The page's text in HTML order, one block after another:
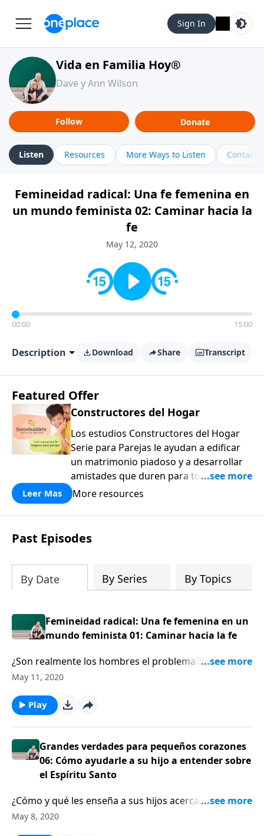
Sign In
Vida en Familia Hoy®
Dave y Ann Wilson
Follow Donate
Listen Resources More Ways to Listen Contact
Femineidad radical: Una fe femenina en
un mundo feminista 02: Caminar hacia la
fe
May 12, 2020
00:00 15:00
Description Download Share Transcript
Featured Offer
Constructores del Hogar
Los estudios Constructores del Hogar
Serie para Parejas le ayudan a edificar
un matrimonio piadoso y a desarrollar
amistades que duren para toda la vida.
¡Únase a uno de los estudios de grupos
a casa los principios de la Palabra de
Dios para compartirlos con su familia,
su iglesia y su comunidad!
Leer Mas More resources
Past Episodes
By Date By Series By Topics
Femineidad radical: Una fe femenina en un
mundo feminista 01: Caminar hacia la fe
¿Son realmente los hombres el problema? Eso es lo
que Carolyn McCulley se preguntaba mientras
en la universidad. Cuando Carolyn escuchó una
enseñanza clara del evangelio por primera vez, esto
del feminismo.
May 11, 2020
Play
Grandes verdades para pequeños corazones
06: Cómo ayudarle a su hijo a entender sobre
el Espíritu Santo
¿Cómo y qué les enseña a sus hijos acerca del Espíritu
Santo? Hoy el profesor Bruce Ware ayuda a equipar a
May 8, 2020